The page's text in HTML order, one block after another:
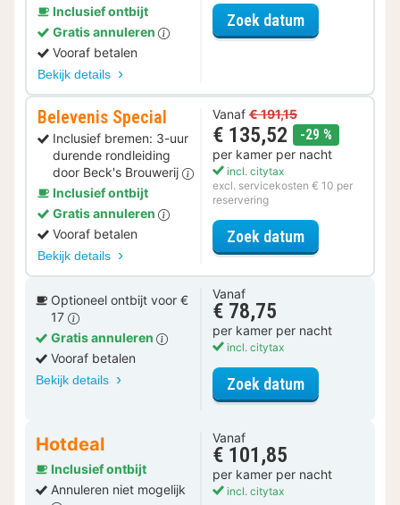
Inclusief ontbijt
Gratis annuleren
Vooraf betalen
Bekijk details
Zoek datumvoor Lokaal
Belevenis Special
Inclusief bremen: 3-uur
durende rondleiding
door Beck's Brouwerij
Inclusief ontbijt
Gratis annuleren
Vooraf betalen
Bekijk details
Vanaf € 191,15
€ 135,52 -29 %
per kamer per nacht
incl. citytax
excl. servicekosten € 10 per
reservering
Zoek datumvoor
Optioneel ontbijt voor €
17
Gratis annuleren
Vooraf betalen
Bekijk details
Vanaf
€ 78,75
per kamer per nacht
incl. citytax
Zoek datumvoor
Hotdeal
Inclusief ontbijt
Annuleren niet mogelijk
Vanaf
€ 101,85
per kamer per nacht
incl. citytax